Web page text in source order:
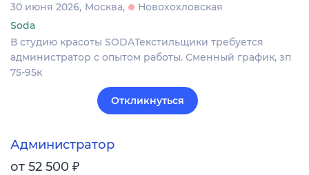
30 июня 2026 Москва
Новохохловская
Soda
В студию красоты SODAТекстильщики требуется
администратор с опытом работы. Сменный график, зп
75-95к
Откликнуться
Администратор
от 52 500 ₽